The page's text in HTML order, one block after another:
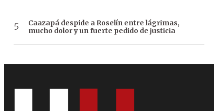
Caazapá despide a Roselín entre lágrimas,
mucho dolor y un fuerte pedido de justicia